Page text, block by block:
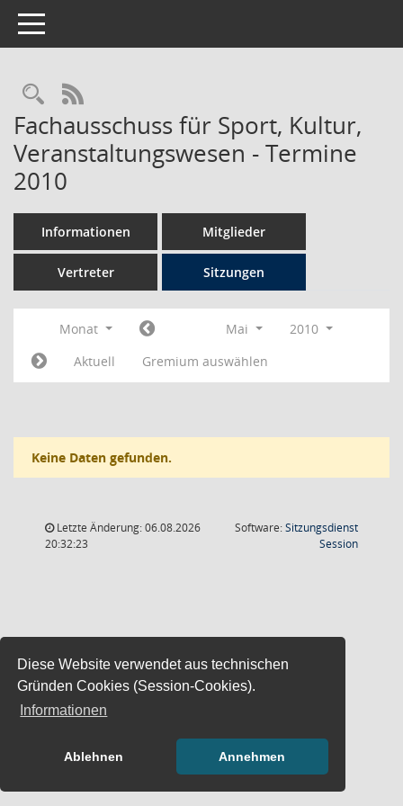
Diese Website verwendet aus technischen
Gründen Cookies (Session-Cookies).
Informationen
Ablehnen Annehmen
Toggle navigation
Rechercheauswahl
RSS-Feed
Fachausschuss für Sport, Kultur,
Veranstaltungswesen - Termine
2010
Informationen Mitglieder
Vertreter Sitzungen
Monat Mai
2010
Aktuell
Gremium auswählen
Keine Daten gefunden.
Letzte Änderung: 06.08.2026
20:32:23
Software:Sitzungsdienst
Session(Wird in